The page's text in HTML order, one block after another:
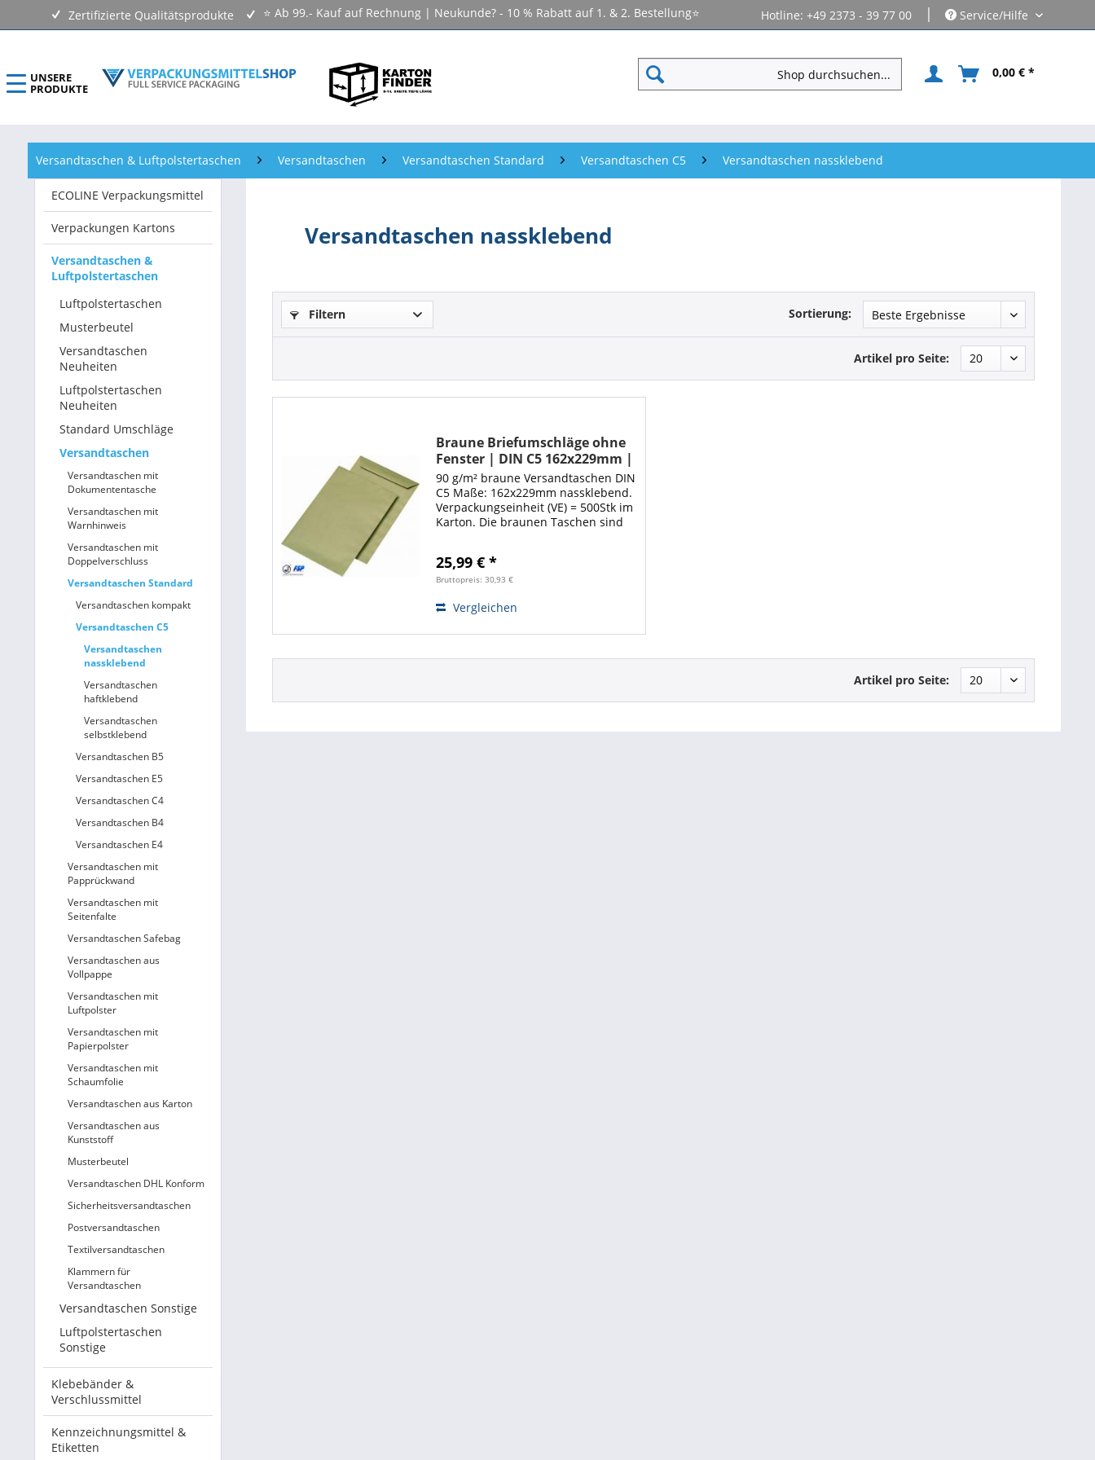
Zertifizierte Qualitätsprodukte ⭐ Ab 99.- Kauf auf Rechnung | Neukunde? - 10 % Rabatt auf 1. & 2. Bestellung⭐ Hotline: +49 2373 - 39 77 00 | Service/Hilfe
UNSERE
PRODUKTE
0,00 € *
ECOLINE Verpackungsmittel
Verpackungen Kartons
Versandtaschen & Luftpolstertaschen
Klebebänder & Verschlussmittel
Beutel & Folien
Verpackungsmaterial & Verpackungsmittel
Betriebsausstattung & Lagerausstattung
Tragetaschen & Geschenkverpackungen
Bürobedarf
SALE %
Versandtaschen & Luftpolstertaschen Versandtaschen Versandtaschen Standard Versandtaschen C5 Versandtaschen nassklebend
ECOLINE Verpackungsmittel
Verpackungen Kartons
Versandtaschen &
Luftpolstertaschen
Luftpolstertaschen
Musterbeutel
Versandtaschen
Neuheiten
Luftpolstertaschen
Neuheiten
Standard Umschläge
Versandtaschen
Versandtaschen mit
Dokumententasche
Versandtaschen mit
Warnhinweis
Versandtaschen mit
Doppelverschluss
Versandtaschen Standard
Versandtaschen kompakt
Versandtaschen C5
Versandtaschen
nassklebend
Versandtaschen
haftklebend
Versandtaschen
selbstklebend
Versandtaschen B5
Versandtaschen E5
Versandtaschen C4
Versandtaschen B4
Versandtaschen E4
Versandtaschen mit
Papprückwand
Versandtaschen mit
Seitenfalte
Versandtaschen Safebag
Versandtaschen aus
Vollpappe
Versandtaschen mit
Luftpolster
Versandtaschen mit
Papierpolster
Versandtaschen mit
Schaumfolie
Versandtaschen aus Karton
Versandtaschen aus
Kunststoff
Musterbeutel
Versandtaschen DHL Konform
Sicherheitsversandtaschen
Postversandtaschen
Textilversandtaschen
Klammern für
Versandtaschen
Versandtaschen Sonstige
Luftpolstertaschen
Sonstige
Klebebänder &
Verschlussmittel
Kennzeichnungsmittel &
Etiketten
Versandtaschen nassklebend
Filtern Sortierung:
Artikel pro Seite:
Braune Briefumschläge ohne
Fenster | DIN C5 162x229mm |
Nassklebend | 500 Stück
90 g/m² braune Versandtaschen DIN
C5 Maße: 162x229mm nassklebend.
Verpackungseinheit (VE) = 500Stk im
Karton. Die braunen Taschen sind
den hochwertigen Versandtaschen
ist Ihre...
25,99 € *
Bruttopreis: 30,93 €
Vergleichen
Artikel pro Seite: